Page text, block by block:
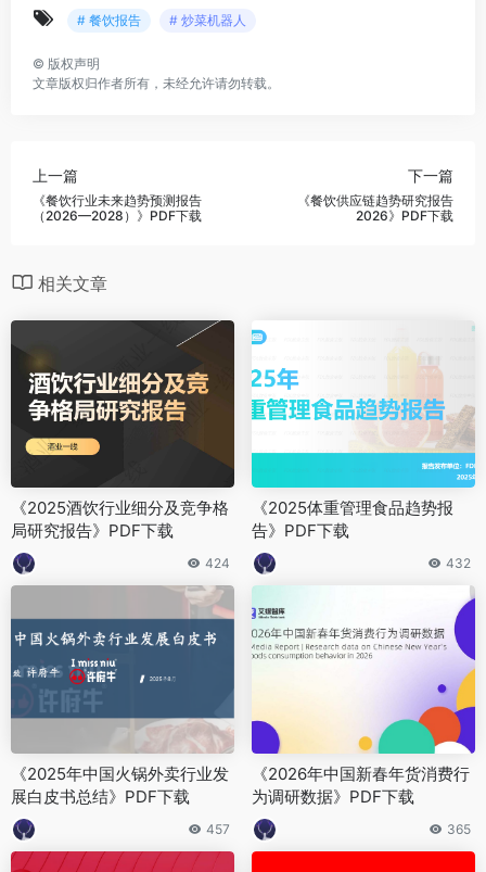
# 餐饮报告 # 炒菜机器人
© 版权声明
文章版权归作者所有，未经允许请勿转载。
上一篇
《餐饮行业未来趋势预测报告
（2026—2028）》PDF下载
下一篇
《餐饮供应链趋势研究报告
2026》PDF下载
相关文章
《2025酒饮行业细分及竞争格
局研究报告》PDF下载
424
《2025体重管理食品趋势报
告》PDF下载
432
《2025年中国火锅外卖行业发
展白皮书总结》PDF下载
457
《2026年中国新春年货消费行
为调研数据》PDF下载
365